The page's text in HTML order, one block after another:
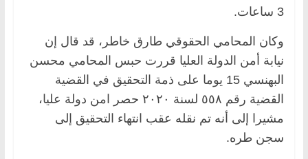
3 ساعات.
وكان المحامي الحقوقي طارق خاطر، قد قال إن
نيابة أمن الدولة العليا قررت حبس المحامي محسن
البهنسي 15 يوما على ذمة التحقيق في القضية
القضية رقم ٥٥٨ لسنة ٢٠٢٠ حصر امن دولة عليا،
مشيرا إلى أنه تم نقله عقب انتهاء التحقيق إلى
سجن طره.